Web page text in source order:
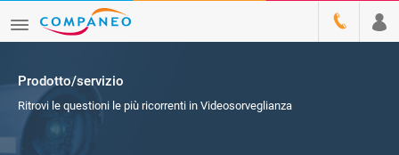
Prodotto/servizio
Ritrovi le questioni le più ricorrenti in Videosorveglianza